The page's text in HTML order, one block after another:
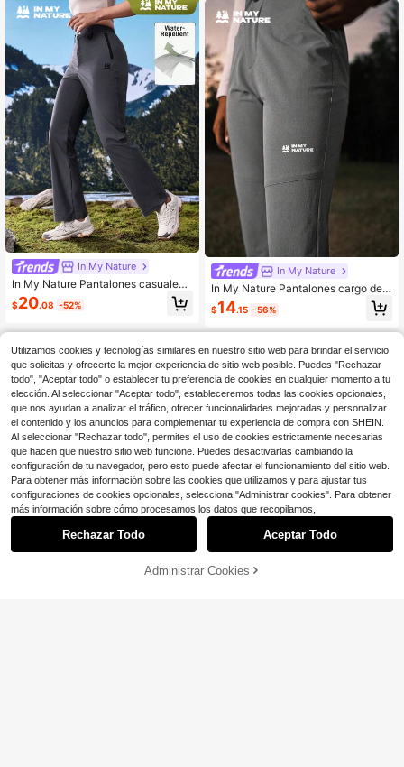
In My Nature
In My Nature Pantalones casuales
para senderismo de pierna recta co
n diseño de cremallera lateral e imp
$20.08 -52%
In My Nature
In My Nature Pantalones cargo de
mujer para deportes al aire casual c
on vuelo
$14.15 -56%
¡65% DE DESCUENTO!
Utilizamos cookies y tecnologías similares en nuestro sitio web para brindar el servicio
que solicitas y ofrecerte la mejor experiencia de sitio web posible. Puedes "Rechazar
todo", "Aceptar todo" o establecer tu preferencia de cookies en cualquier momento a tu
elección. Al seleccionar "Aceptar todo", estableceremos todas las cookies opcionales,
que nos ayudan a analizar el tráfico, ofrecer funcionalidades mejoradas y personalizar
el contenido y los anuncios para complementar tu experiencia de compra con SHEIN.
Al seleccionar "Rechazar todo", permites el uso de cookies estrictamente necesarias
que hacen que nuestro sitio web funcione. Puedes desactivarlas cambiando la
configuración de tu navegador, pero esto puede afectar el funcionamiento del sitio web.
Para obtener más información sobre las cookies que utilizamos y para ajustar tus
configuraciones de cookies opcionales, selecciona "Administrar cookies". Para obtener
más información sobre cómo procesamos los datos que recopilamos,
Rechazar Todo Aceptar Todo
Administrar Cookies